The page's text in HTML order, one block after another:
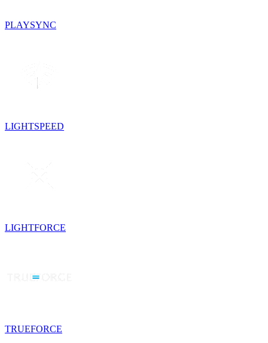
PLAYSYNC
LIGHTSPEED
LIGHTFORCE
TRUEFORCE